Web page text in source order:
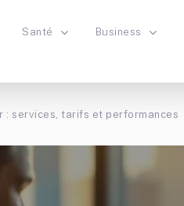
Santé Business
: services, tarifs et performances